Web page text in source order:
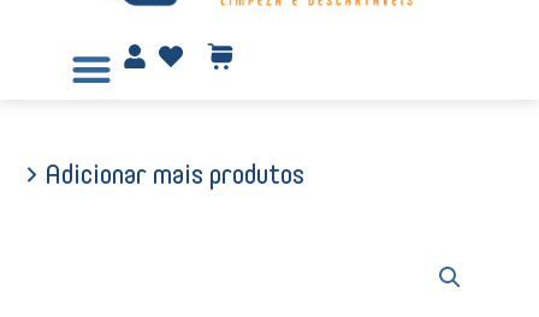
> Adicionar mais produtos